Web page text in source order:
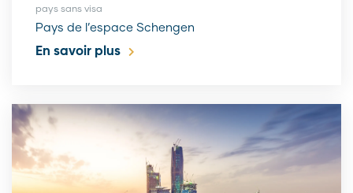
pays sans visa
Pays de l’espace Schengen
En savoir plus